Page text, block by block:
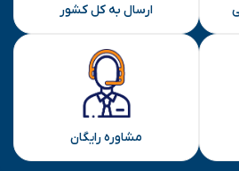
ارسال به کل کشور
مشاوره رایگان